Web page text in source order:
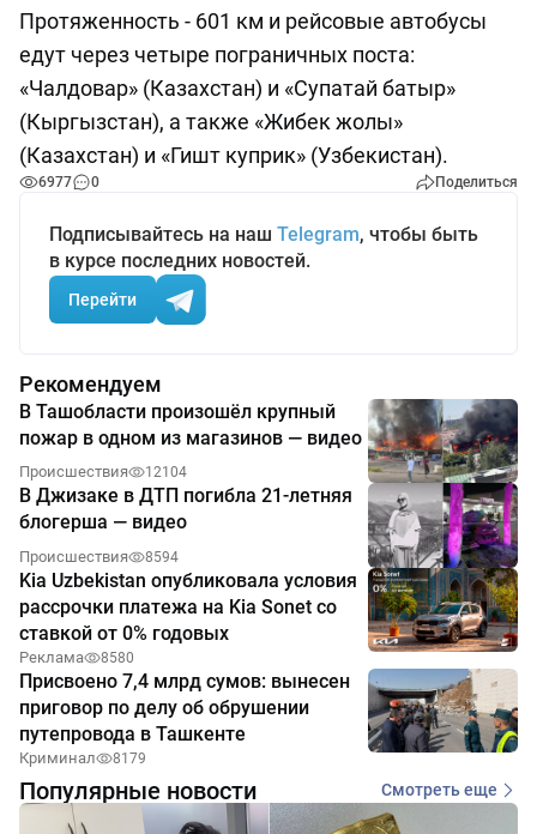
Протяженность - 601 км и рейсовые автобусы
едут через четыре пограничных поста:
«Чалдовар» (Казахстан) и «Супатай батыр»
(Кыргызстан), а также «Жибек жолы»
(Казахстан) и «Гишт куприк» (Узбекистан).
6977 0 Поделиться
Подписывайтесь на наш Telegram, чтобы быть
в курсе последних новостей.
Перейти
Рекомендуем
В Ташобласти произошёл крупный
пожар в одном из магазинов — видео
Происшествия 12104
В Джизаке в ДТП погибла 21-летняя
блогерша — видео
Происшествия 8594
Kia Uzbekistan опубликовала условия
рассрочки платежа на Kia Sonet со
ставкой от 0% годовых
Реклама 8580
Присвоено 7,4 млрд сумов: вынесен
приговор по делу об обрушении
путепровода в Ташкенте
Криминал 8179
Популярные новости Смотреть еще